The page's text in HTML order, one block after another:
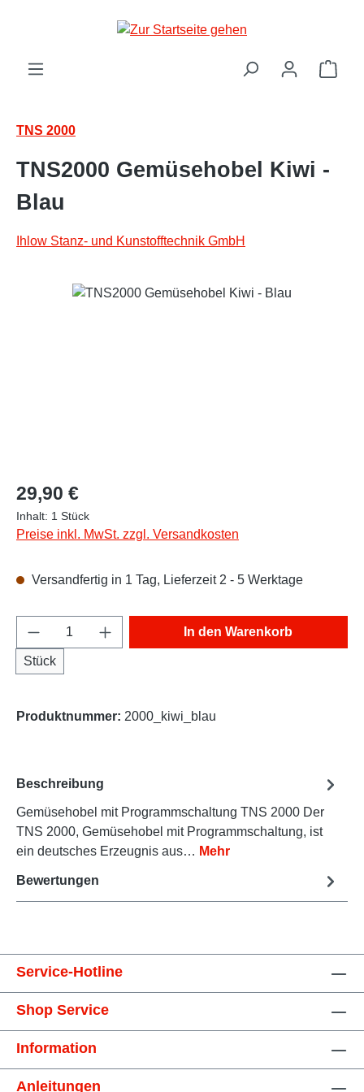
Zum Hauptinhalt springen
TNS 2000
TNS2000 Gemüsehobel Kiwi -
Blau
Ihlow Stanz- und Kunstofftechnik GmbH
Bildergalerie überspringen
Regulärer Preis:
29,90 €
Inhalt: 1 Stück
Preise inkl. MwSt. zzgl. Versandkosten
Versandfertig in 1 Tag, Lieferzeit 2 - 5 Werktage
Produkt Anzahl: Gib den gewünschten
Stück
In den Warenkorb
Produktnummer: 2000_kiwi_blau
Beschreibung
Gemüsehobel mit Programmschaltung TNS 2000 Der
TNS 2000, Gemüsehobel mit Programmschaltung, ist
ein deutsches Erzeugnis aus… Mehr
Bewertungen
Service-Hotline
Shop Service
Information
Anleitungen